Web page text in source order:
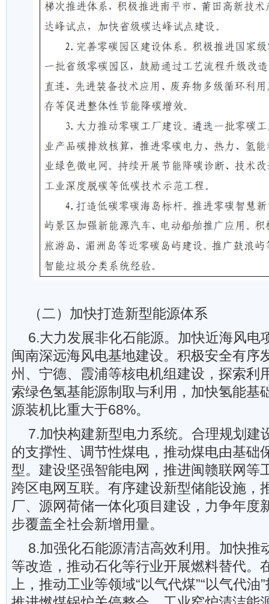
（二）加快打造新型能源体系
6.大力发展非化石能源。加快近海风电
闽南深远海风电基地建设。积极安全有序
州、宁德、霞浦等核电机组建设，探索利
索绿色氢基能源制取与利用，加快氢能基
源装机比重大于68%。
7.加快构建新型电力系统。合理规划建
的支撑性、调节性煤电，推动煤电由基础
型。建设坚强智能电网，推进闽赣联网等
跨区电网互联。有序建设新型储能设施，
厂、源网荷储一体化项目建设，力争年度
步覆盖全社会新增用量。
8.加强化石能源清洁高效利用。加快推
等改造，推动石化等行业开展燃料替代。
上，推动工业等领域“以气代煤”“以气代油